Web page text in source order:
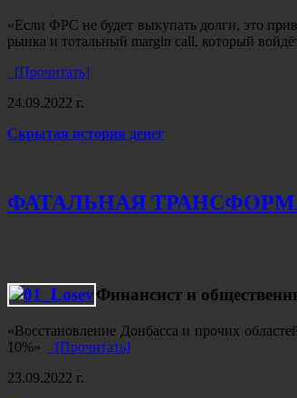
«Если ФРС не будет выкупать долги, это
рынка и тотальный margin call, который
[Прочитать]
24.09.2022 г.
Скрытая история денег
ФАТАЛЬНАЯ
Финансист и
«Восстановление Донбасса и прочих
10%»
[Прочитать]
23.09.2022 г.